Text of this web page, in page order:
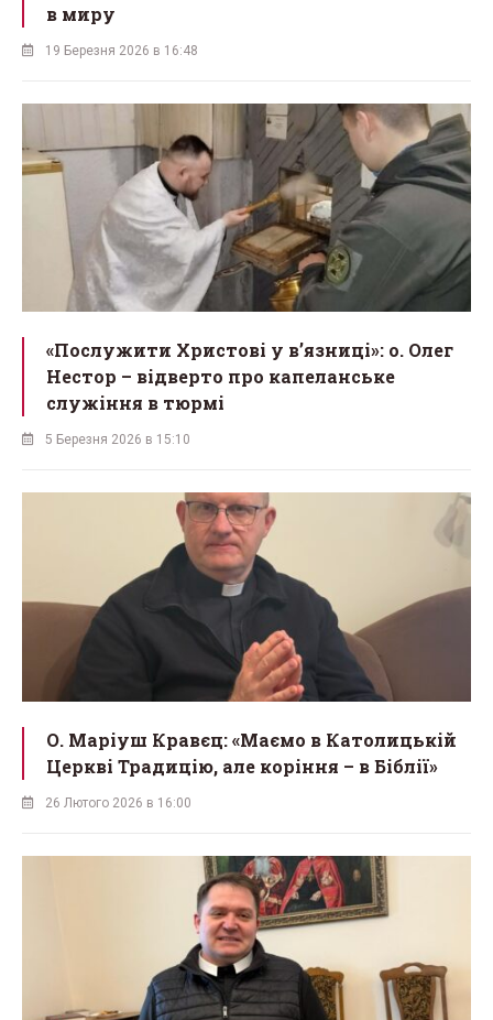
в миру
19 Березня 2026 в 16:48
«Послужити Христові у вʼязниці»: о. Олег
Нестор – відверто про капеланське
служіння в тюрмі
5 Березня 2026 в 15:10
О. Маріуш Кравєц: «Маємо в Католицькій
Церкві Традицію, але коріння – в Біблії»
26 Лютого 2026 в 16:00